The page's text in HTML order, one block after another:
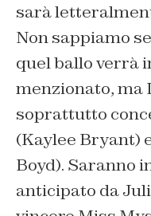
sarà
Non sappiamo
quel ballo verrà
menzionato, ma
soprattutto
(Kaylee Bryant)
Boyd). Saranno
anticipato da